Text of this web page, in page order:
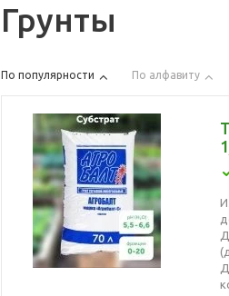
Грунты
По популярности По алфавиту